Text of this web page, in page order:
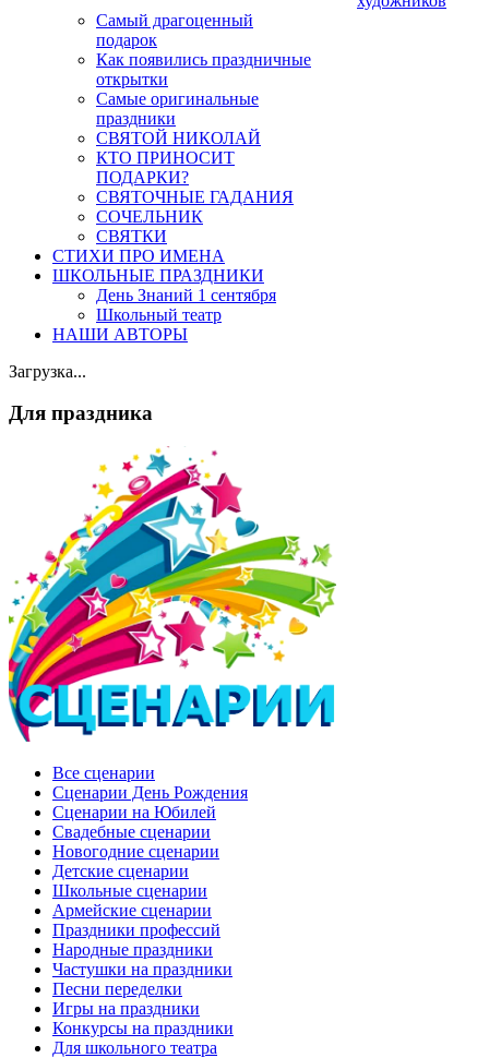
Самый драгоценный
подарок
Как появились праздничные
открытки
Самые оригинальные
праздники
СВЯТОЙ НИКОЛАЙ
КТО ПРИНОСИТ
ПОДАРКИ?
СВЯТОЧНЫЕ ГАДАНИЯ
СОЧЕЛЬНИК
СВЯТКИ
СТИХИ ПРО ИМЕНА
ШКОЛЬНЫЕ ПРАЗДНИКИ
День Знаний 1 сентября
Школьный театр
НАШИ АВТОРЫ
Загрузка...
Для праздника
Все сценарии
Сценарии День Рождения
Сценарии на Юбилей
Свадебные сценарии
Новогодние сценарии
Детские сценарии
Школьные сценарии
Армейские сценарии
Праздники профессий
Народные праздники
Частушки на праздники
Песни переделки
Игры на праздники
Конкурсы на праздники
Для школьного театра